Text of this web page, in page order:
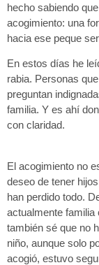
hecho sabiendo
acogimiento: una
hacia ese peque
En estos días he
rabia. Personas
preguntan
familia. Y es ahí
con claridad.
El acogimiento no
deseo de tener
han perdido todo.
actualmente familia
también sé que no
niño, aunque solo
acogió, estuvo